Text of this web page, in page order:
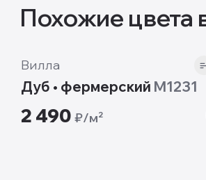
Похожие цвета
12mm
Вилла
Дуб • фермерский M1231
2 490 ₽/м²